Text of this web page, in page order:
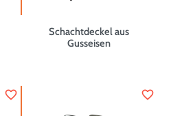
Schachtdeckel aus
Gusseisen
favorite_border favorite_border